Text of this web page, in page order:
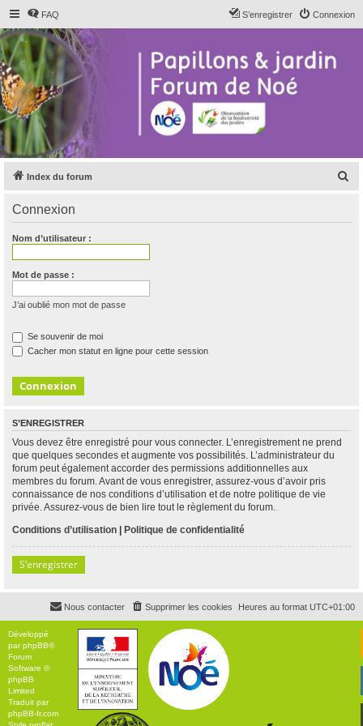
FAQ Connexion
S’enregistrer
Index du forum
Connexion
Nom d’utilisateur :
Mot de passe :
J’ai oublié mon mot de passe
Se souvenir de moi
Cacher mon statut en ligne pour cette session
S’ENREGISTRER
Vous devez être enregistré pour vous connecter. L’enregistrement ne prend
que quelques secondes et augmente vos possibilités. L’administrateur du
forum peut également accorder des permissions additionnelles aux
membres du forum. Avant de vous enregistrer, assurez-vous d’avoir pris
connaissance de nos conditions d’utilisation et de notre politique de vie
privée. Assurez-vous de bien lire tout le règlement du forum.
Conditions d’utilisation | Politique de confidentialité
S’enregistrer
Heures au format UTC+01:00
Supprimer les cookies
Nous contacter
Développé
parphpBB®
Forum
Software ©
phpBB
Limited
Traduit par
phpBB-fr.com